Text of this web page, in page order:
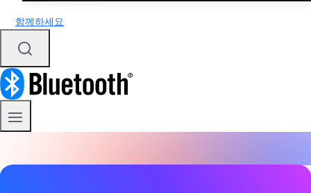
함께하세요
블로그 게시물 세부 정보